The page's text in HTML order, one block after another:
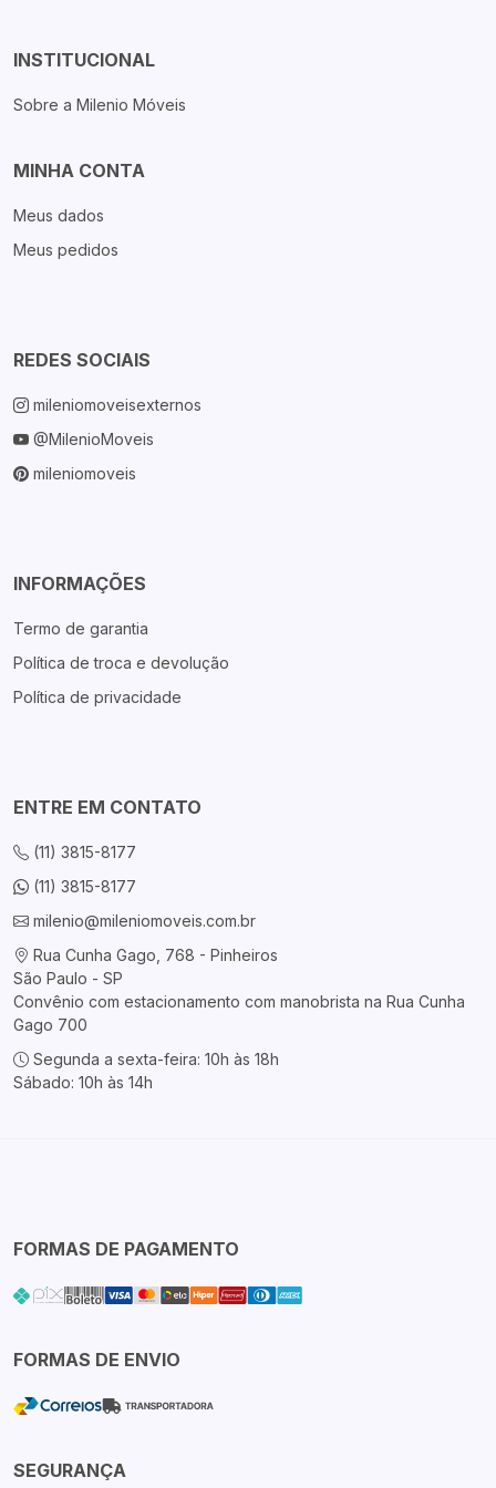
INSTITUCIONAL
Sobre a Milenio Móveis
MINHA CONTA
Meus dados
Meus pedidos
REDES SOCIAIS
mileniomoveisexternos
@MilenioMoveis
mileniomoveis
INFORMAÇÕES
Termo de garantia
Política de troca e devolução
Política de privacidade
ENTRE EM CONTATO
(11) 3815-8177
(11) 3815-8177
milenio@mileniomoveis.com.br
Rua Cunha Gago, 768 - Pinheiros
São Paulo - SP
Convênio com estacionamento com manobrista na Rua Cunha
Gago 700
Segunda a sexta-feira: 10h às 18h
Sábado: 10h às 14h
FORMAS DE PAGAMENTO
FORMAS DE ENVIO
SEGURANÇA